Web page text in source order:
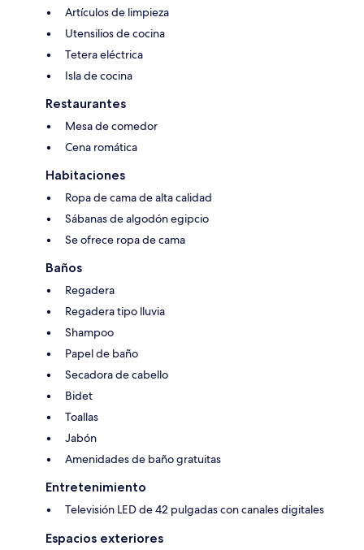
Artículos de limpieza
Utensilios de cocina
Tetera eléctrica
Isla de cocina
Restaurantes
Mesa de comedor
Cena romática
Habitaciones
Ropa de cama de alta calidad
Sábanas de algodón egipcio
Se ofrece ropa de cama
Baños
Regadera
Regadera tipo lluvia
Shampoo
Papel de baño
Secadora de cabello
Bidet
Toallas
Jabón
Amenidades de baño gratuitas
Entretenimiento
Televisión LED de 42 pulgadas con canales digitales
Espacios exteriores